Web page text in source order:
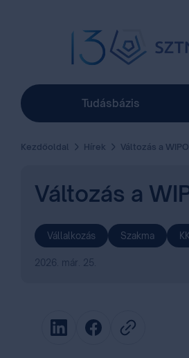
Tudásbázis
Kezdőoldal Hírek Változás a WIPO banki adataiban – tájékoztató a Hágai Rendszer befizetéseiről
Változás a
Vállalkozás Szakma
2026. már. 25.